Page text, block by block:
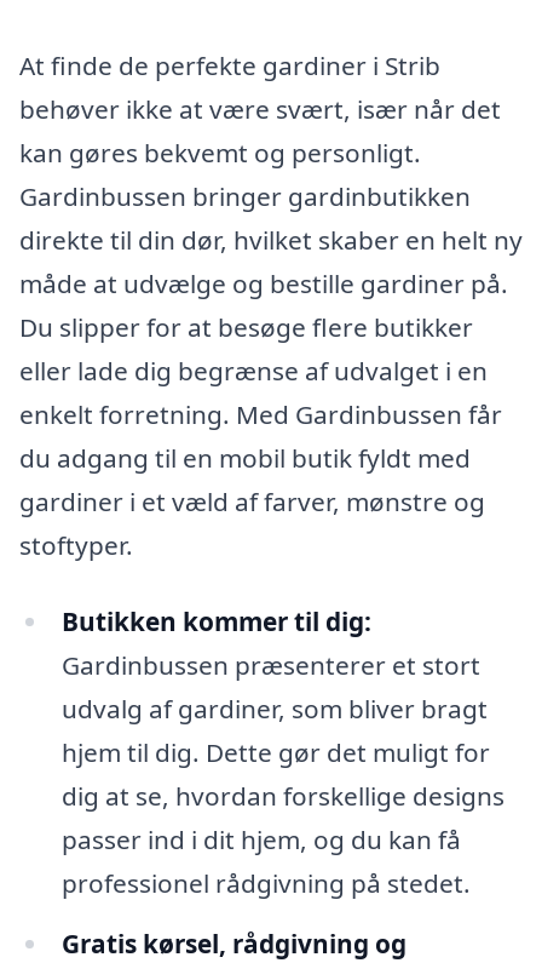
At finde de perfekte gardiner i Strib
behøver ikke at være svært, især når det
kan gøres bekvemt og personligt.
Gardinbussen bringer gardinbutikken
direkte til din dør, hvilket skaber en helt ny
måde at udvælge og bestille gardiner på.
Du slipper for at besøge flere butikker
eller lade dig begrænse af udvalget i en
enkelt forretning. Med Gardinbussen får
du adgang til en mobil butik fyldt med
gardiner i et væld af farver, mønstre og
stoftyper.
Butikken kommer til dig:
Gardinbussen præsenterer et stort
udvalg af gardiner, som bliver bragt
hjem til dig. Dette gør det muligt for
dig at se, hvordan forskellige designs
passer ind i dit hjem, og du kan få
professionel rådgivning på stedet.
Gratis kørsel, rådgivning og